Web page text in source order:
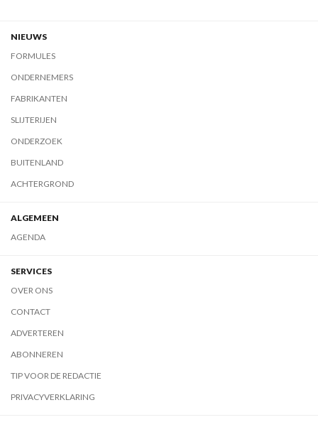
NIEUWS
FORMULES
ONDERNEMERS
FABRIKANTEN
SLIJTERIJEN
ONDERZOEK
BUITENLAND
ACHTERGROND
ALGEMEEN
AGENDA
SERVICES
OVER ONS
CONTACT
ADVERTEREN
ABONNEREN
TIP VOOR DE REDACTIE
PRIVACYVERKLARING